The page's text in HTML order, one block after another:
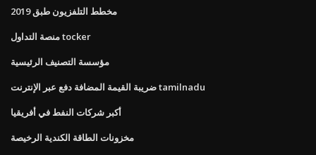
مخطط التلفزيون طبق 2019
منصة التداول tocker
مؤسسة التصنيف الرئيسية
ضريبة القيمة المضافة دفع عبر الإنترنت tamilnadu
أكبر شركات النفط في أفريقيا
مخزونات الطاقة الكندية الرخيصة